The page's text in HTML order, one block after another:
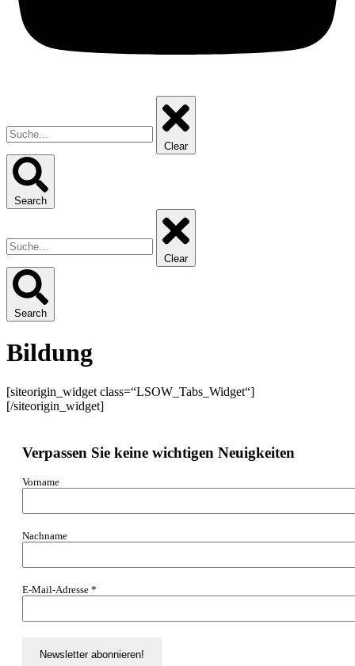
Clear
Search
Clear
Search
Bildung
[siteorigin_widget class=“LSOW_Tabs_Widget“]
[/siteorigin_widget]
Verpassen Sie keine wichtigen Neuigkeiten
Vorname
Nachname
E-Mail-Adresse *